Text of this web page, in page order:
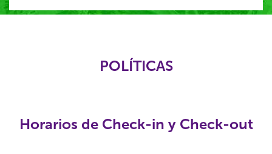
POLÍTICAS
Horarios de Check-in y Check-out